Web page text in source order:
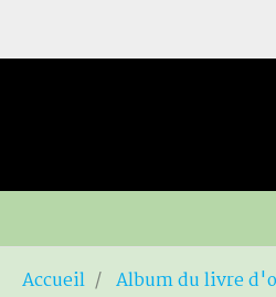
Accueil Album du livre